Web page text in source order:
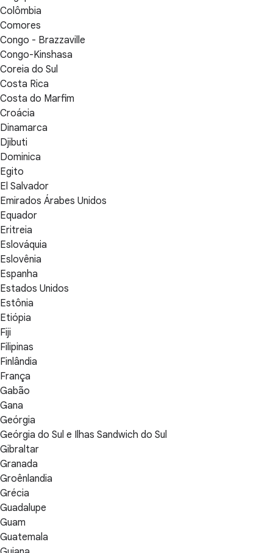
Colômbia
Comores
Congo - Brazzaville
Congo-Kinshasa
Coreia do Sul
Costa Rica
Costa do Marfim
Croácia
Dinamarca
Djibuti
Dominica
Egito
El Salvador
Emirados Árabes Unidos
Equador
Eritreia
Eslováquia
Eslovênia
Espanha
Estados Unidos
Estônia
Etiópia
Fiji
Filipinas
Finlândia
França
Gabão
Gana
Geórgia
Geórgia do Sul e Ilhas Sandwich do Sul
Gibraltar
Granada
Groênlandia
Grécia
Guadalupe
Guam
Guatemala